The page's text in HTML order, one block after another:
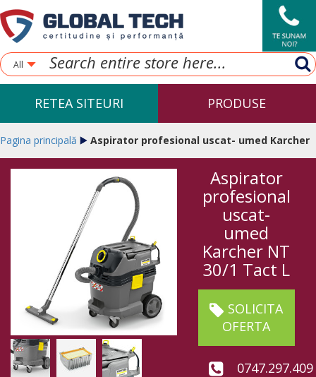
All
RETEA SITEURI PRODUSE
Pagina principală Aspirator profesional uscat- umed Karcher
Aspirator
profesional
uscat-
umed
Karcher NT
30/1 Tact L
SOLICITA
OFERTA
0747.297.409